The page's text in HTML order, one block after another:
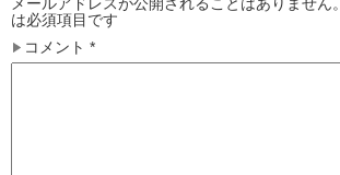
は必須項目です
コメント *